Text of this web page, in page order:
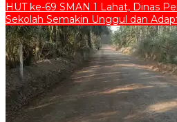
HUT ke-69 SMAN 1 Lahat, Dinas
Sekolah Semakin Unggul dan